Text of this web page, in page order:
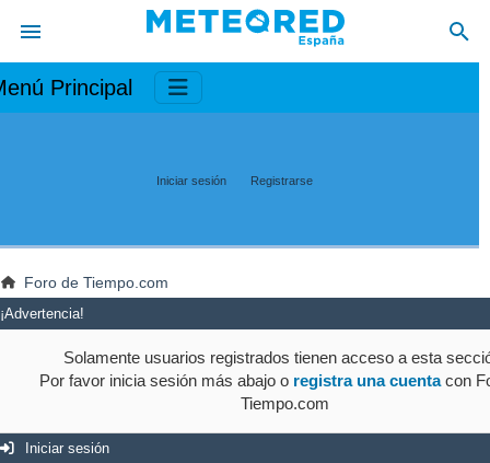
Principal
Iniciar sesión Registrarse
Foro de Tiempo.com
¡Advertencia!
Solamente usuarios registrados tienen acceso a esta
Por favor inicia sesión más abajo o registra una cuentacon
Tiempo.com
Iniciar sesión